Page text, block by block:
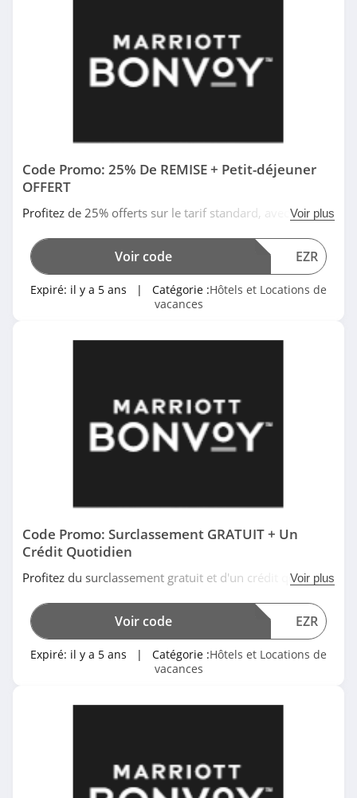
Code Promo: 25% De REMISE + Petit-déjeuner
OFFERT
Profitez de 25% offerts sur le tarif standard, avec petit-
Afrique pour les membres de Marriott Bonvoy, les
autres clients d'une réduction de 20% en utilisant ce
code promo Marriott. Date limitée!
Voir plus
EZR
Voir code
Expiré: il y a 5 ans | Catégorie :Hôtels et Locations de
vacances
Code Promo: Surclassement GRATUIT + Un
Crédit Quotidien
Profitez du surclassement gratuit et d'un crédit quotidien
Orient et en Afrique avec ce code promo si vous êtes
membre Marriott Bonvoy. Date limitée!
Voir plus
EZR
Voir code
Expiré: il y a 5 ans | Catégorie :Hôtels et Locations de
vacances